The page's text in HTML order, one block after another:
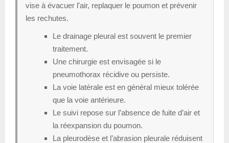
vise à évacuer l’air, replaquer le poumon et prévenir
les rechutes.
Le drainage pleural est souvent le premier
traitement.
Une chirurgie est envisagée si le
pneumothorax récidive ou persiste.
La voie latérale est en général mieux tolérée
que la voie antérieure.
Le suivi repose sur l’absence de fuite d’air et
la réexpansion du poumon.
La pleurodèse et l’abrasion pleurale réduisent